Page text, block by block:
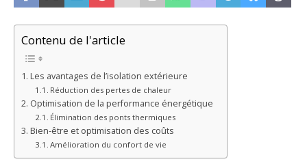
Contenu de l'article
Les avantages de l’isolation extérieure
Réduction des pertes de chaleur
Optimisation de la performance énergétique
Élimination des ponts thermiques
Bien-être et optimisation des coûts
Amélioration du confort de vie